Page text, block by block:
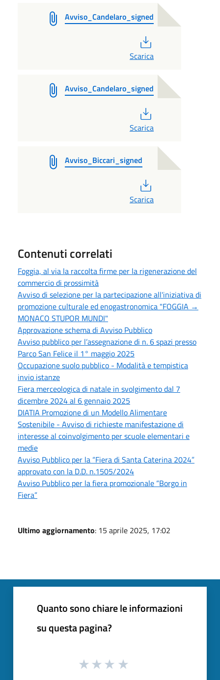
Avviso_Candelaro_signed
Scarica
Avviso_Candelaro_signed
Scarica
Avviso_Biccari_signed
Scarica
Contenuti correlati
Foggia, al via la raccolta firme per la rigenerazione del
commercio di prossimità
Avviso di selezione per la partecipazione all'iniziativa di
promozione culturale ed enogastronomica "FOGGIA →
MONACO STUPOR MUNDI"
Approvazione schema di Avviso Pubblico
Avviso pubblico per l’assegnazione di n. 6 spazi presso
Parco San Felice il 1° maggio 2025
Occupazione suolo pubblico - Modalità e tempistica
invio istanze
Fiera merceologica di natale in svolgimento dal 7
dicembre 2024 al 6 gennaio 2025
DIATIA Promozione di un Modello Alimentare
Sostenibile - Avviso di richieste manifestazione di
interesse al coinvolgimento per scuole elementari e
medie
Avviso Pubblico per la “Fiera di Santa Caterina 2024”
approvato con la D.D. n.1505/2024
Avviso Pubblico per la fiera promozionale “Borgo in
Fiera”
Ultimo aggiornamento: 15 aprile 2025, 17:02
Quanto sono chiare le informazioni
su questa pagina?